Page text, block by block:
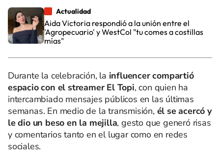
Actualidad
Aida Victoria respondió a la unión entre el
'Agropecuario' y WestCol "tu comes a costillas
mías"
Durante la celebración, la influencer compartió
espacio con el streamer El Topi, con quien ha
intercambiado mensajes públicos en las últimas
semanas. En medio de la transmisión, él se acercó y
le dio un beso en la mejilla, gesto que generó risas
y comentarios tanto en el lugar como en redes
sociales.